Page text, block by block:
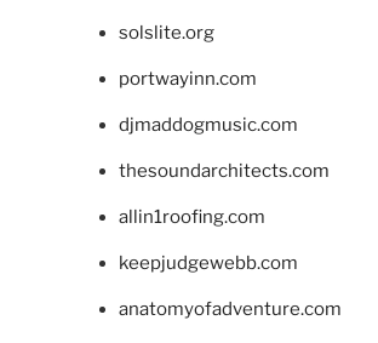
solslite.org
portwayinn.com
djmaddogmusic.com
thesoundarchitects.com
allin1roofing.com
keepjudgewebb.com
anatomyofadventure.com